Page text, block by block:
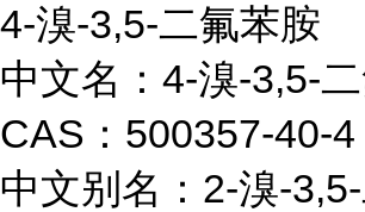
4-溴-3,5-二氟苯胺
中文名：4-溴-3,5-
CAS：500357-40-4
中文别名：2-溴-